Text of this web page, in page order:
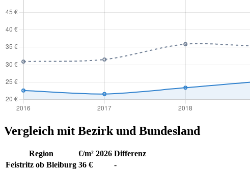
Vergleich mit Bezirk und Bundesland
Region €/m² 2026 Differenz
Feistritz ob Bleiburg 36 € -